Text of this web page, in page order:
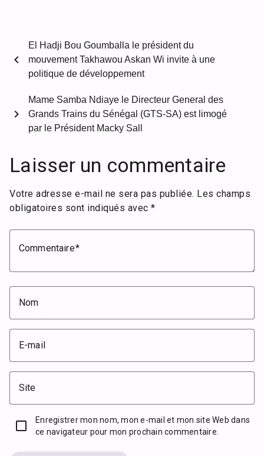
chevron_left
El Hadji Bou Goumballa le président du
mouvement Takhawou Askan Wi invite à une
politique de développement
Mame Samba Ndiaye le Directeur General des
Grands Trains du Sénégal (GTS-SA) est limogé
par le Président Macky Sall
chevron_right
Laisser un commentaire
Votre adresse e-mail ne sera pas publiée. Les champs
obligatoires sont indiqués avec *
Commentaire
Nom
E-mail
Site
Enregistrer mon nom, mon e-mail et mon site Web dans
ce navigateur pour mon prochain commentaire.